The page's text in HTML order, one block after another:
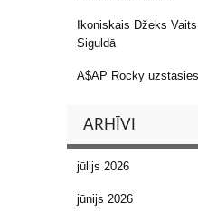
Ikoniskais Džeks
Siguldā
A$AP Rocky
ARHĪVI
jūlijs 2026
jūnijs 2026